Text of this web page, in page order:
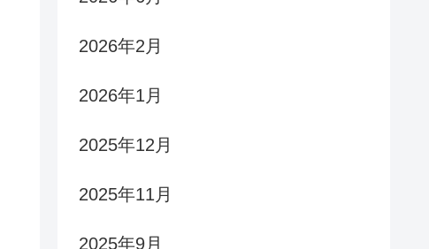
2026年2月
2026年1月
2025年12月
2025年11月
2025年9月